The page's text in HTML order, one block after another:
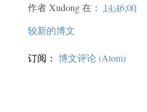
作者Xudong在： 14:46:00
较新的博文
订阅： 博文评论 (Atom)